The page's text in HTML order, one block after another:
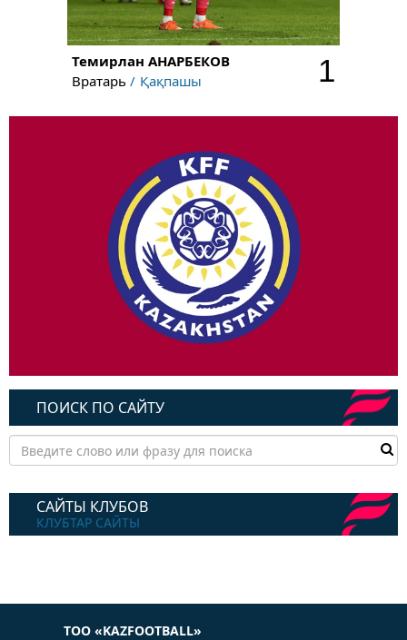
Темирлан АНАРБЕКОВ
Вратарь
Қақпашы 1
ПОИСК ПО САЙТУ
САЙТЫ КЛУБОВ
КЛУБТАР САЙТЫ
ТОО «KAZFOOTBALL»